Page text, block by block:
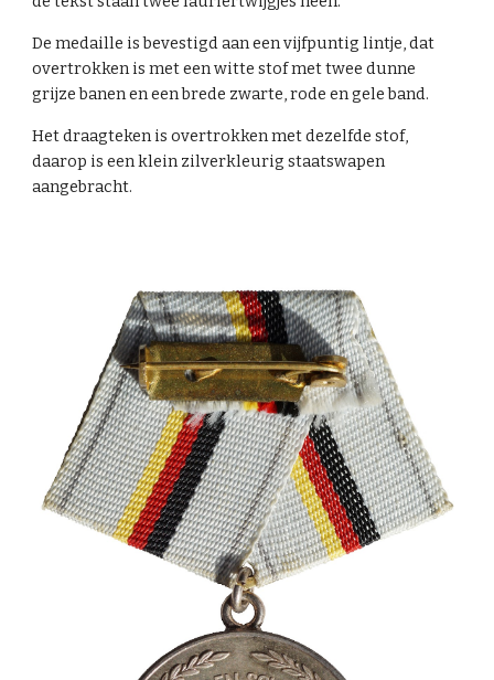
De medaille is bevestigd aan een vijfpuntig lintje, dat
overtrokken is met een witte stof met twee dunne
grijze banen en een brede zwarte, rode en gele band.
Het draagteken is overtrokken met dezelfde stof,
daarop is een klein zilverkleurig staatswapen
aangebracht.